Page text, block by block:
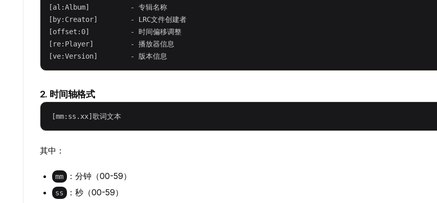
[al:Album]          - 专辑名称
[by:Creator]        - LRC文件创建者
[offset:0]          - 时间偏移调整
[re:Player]         - 播放器信息
2. 时间轴格式
其中：
mm ：分钟（00-59）
ss ：秒（00-59）